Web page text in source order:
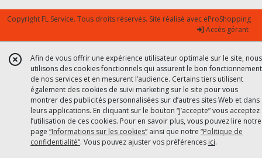
Copyright FL Service. Tous droits réservés. Site réalisé avec eProShopping
Accès gérant
Afin de vous offrir une expérience utilisateur optimale sur le site, nous
utilisons des cookies fonctionnels qui assurent le bon fonctionnement
de nos services et en mesurent l’audience. Certains tiers utilisent
également des cookies de suivi marketing sur le site pour vous
montrer des publicités personnalisées sur d’autres sites Web et dans
leurs applications. En cliquant sur le bouton “J’accepte” vous acceptez
l’utilisation de ces cookies. Pour en savoir plus, vous pouvez lire notre
page “Informations sur les cookies” ainsi que notre “Politique de
confidentialité“. Vous pouvez ajuster vos préférences ici.